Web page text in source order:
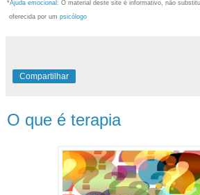
*Ajuda emocional : O material deste site é informativo, não
oferecida por um psicólogo
Compartilhar
O que é terapia